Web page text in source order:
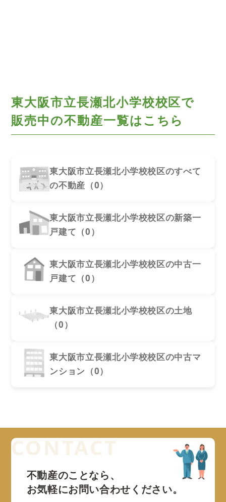
東大阪市立長瀬北小学校校区で
販売中の不動産一覧はこちら
東大阪市立長瀬北小学校校区のすべて
の不動産（0）
東大阪市立長瀬北小学校校区の新築一
戸建て（0）
東大阪市立長瀬北小学校校区の中古一
戸建て（0）
東大阪市立長瀬北小学校校区の土地
（0）
東大阪市立長瀬北小学校校区の中古マ
ンション（0）
不動産のことなら、
お気軽にお問い合わせください。